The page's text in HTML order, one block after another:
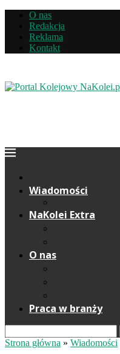
O nas
Redakcja
Reklama
Kontakt
Wiadomości
NaKolei Extra
O nas
Praca w branży
Strona główna » Wiadomości